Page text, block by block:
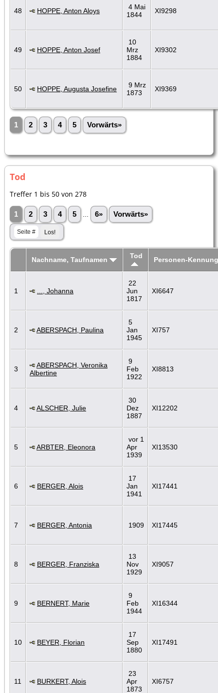
48 HOPPE, Anton Aloys
4 Mai
1844
XI9298
49 HOPPE, Anton Josef
10
Mrz
1884
XI9302
50 HOPPE, Augusta Josefine
9 Mrz
1873
XI9369
1 2 3 4 5 Vorwärts»
Tod
Treffer 1 bis 50 von 278
1 2 3 4 5 6» Vorwärts»
Nachname, Taufnamen Tod Personen-Kennung
1 ..., Johanna
22
Jun
1817
XI6647
2 ABERSPACH, Paulina
5
Jan
1945
XI757
3
ABERSPACH, Veronika
Albertine
9
Feb
1922
XI8813
4 ALSCHER, Julie
30
Dez
1887
XI12202
5 ARBTER, Eleonora
vor 1
Apr
1939
XI13530
6 BERGER, Alois
17
Jan
1941
XI17441
7 BERGER, Antonia 1909 XI17445
8 BERGER, Franziska
13
Nov
1929
XI9057
9 BERNERT, Marie
9
Feb
1944
XI16344
10 BEYER, Florian
17
Sep
1880
XI17491
11 BURKERT, Alois
23
Apr
1873
XI6757